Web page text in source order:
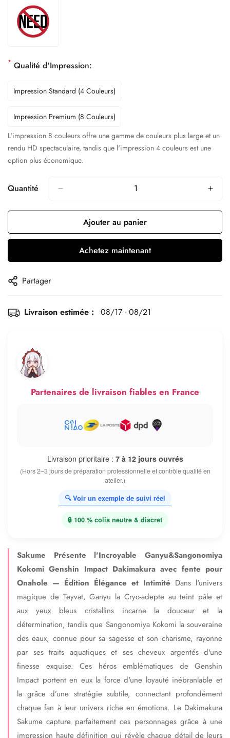
* Qualité d'Impression:
Impression Standard (4 Couleurs)
Impression Premium (8 Couleurs)
L'impression 8 couleurs offre une gamme de couleurs plus large et un
rendu HD spectaculaire, tandis que l'impression 4 couleurs est une
option plus économique.
Quantité
Ajouter au panier
Achetez maintenant
Partager
Livraison estimée : 08/17 - 08/21
Partenaires de livraison fiables en France
Livraison prioritaire : 7 à 12 jours ouvrés
(Hors 2–3 jours de préparation professionnelle et contrôle qualité en
atelier.)
🔍 Voir un exemple de suivi réel
🔒 100 % colis neutre & discret
Sakume Présente l'Incroyable Ganyu&Sangonomiya
Kokomi Genshin Impact Dakimakura avec fente pour
Onahole — Édition Élégance et Intimité Dans l'univers
magique de Teyvat, Ganyu la Cryo-adepte au teint pâle et
aux yeux bleus cristallins incarne la douceur et la
détermination, tandis que Sangonomiya Kokomi la souveraine
des eaux, connue pour sa sagesse et son charisme, rayonne
par ses traits aquatiques et ses cheveux argentés d'une
finesse exquise. Ces héros emblématiques de Genshin
Impact portent en eux la force d'une loyauté inébranlable et
la grâce d’une stratégie subtile, connectant profondément
chaque fan à leur univers riche en émotions. Le Dakimakura
Sakume capture parfaitement ces personnages grâce à une
impression haute définition qui révèle chaque détail de leurs